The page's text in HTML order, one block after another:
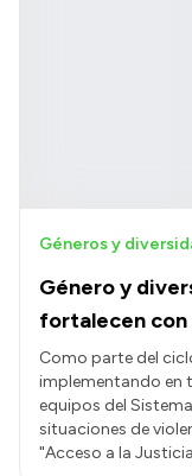
Género y
fortalecen con
Géneros y
Como parte del
implementando en
equipos del
situaciones de
"Acceso a la